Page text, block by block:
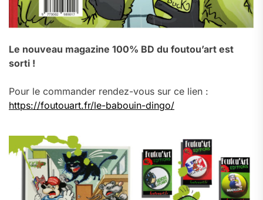
Le nouveau magazine 100% BD du foutou’art est
sorti !
Pour le commander rendez-vous sur ce lien :
https://foutouart.fr/le-babouin-dingo/